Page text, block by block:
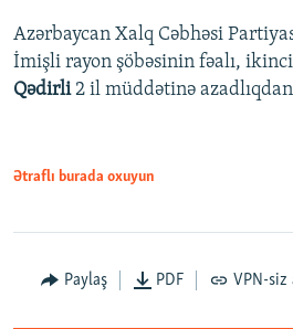
Azərbaycan Xalq Cəbhəsi
İmişli rayon şöbəsinin fəalı,
Qədirli2 il müddətinə
Ətraflı burada oxuyun
Paylaş PDF VPN-siz